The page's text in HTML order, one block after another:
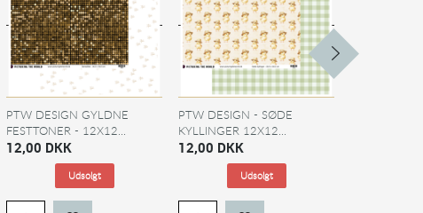
PTW DESIGN GYLDNE
FESTTONER - 12X12...
12,00 DKK
Udsolgt
PTW DESIGN - SØDE
KYLLINGER 12X12...
12,00 DKK
Udsolgt